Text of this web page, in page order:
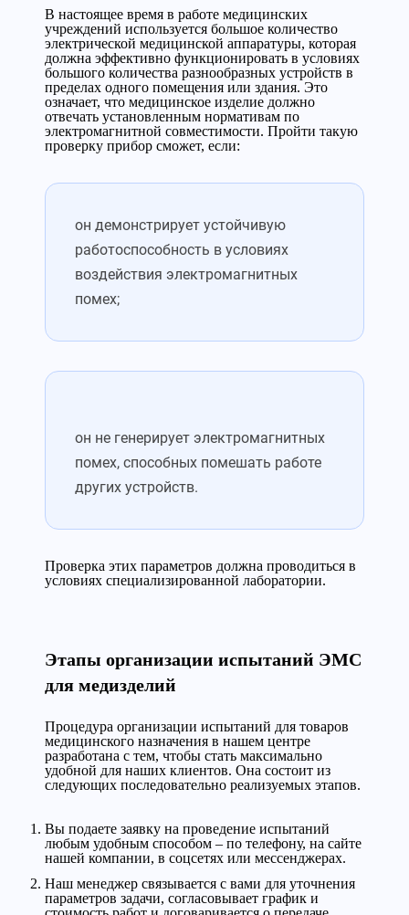
В настоящее время в работе медицинских
учреждений используется большое количество
электрической медицинской аппаратуры, которая
должна эффективно функционировать в условиях
большого количества разнообразных устройств в
пределах одного помещения или здания. Это
означает, что медицинское изделие должно
отвечать установленным нормативам по
электромагнитной совместимости. Пройти такую
проверку прибор сможет, если:
он демонстрирует устойчивую
работоспособность в условиях
воздействия электромагнитных
помех;
он не генерирует электромагнитных
помех, способных помешать работе
других устройств.
Проверка этих параметров должна проводиться в
условиях специализированной лаборатории.
Этапы организации испытаний ЭМС
для медизделий
Процедура организации испытаний для товаров
медицинского назначения в нашем центре
разработана с тем, чтобы стать максимально
удобной для наших клиентов. Она состоит из
следующих последовательно реализуемых этапов.
Вы подаете заявку на проведение испытаний
любым удобным способом – по телефону, на сайте
нашей компании, в соцсетях или мессенджерах.
Наш менеджер связывается с вами для уточнения
параметров задачи, согласовывает график и